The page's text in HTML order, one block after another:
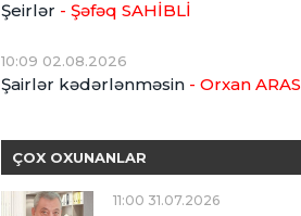
Şeirlər - Şəfəq SAHİBLİ
10:09 02.08.2026
Şairlər kədərlənməsin - Orxan ARAS
ÇOX OXUNANLAR
11:00 31.07.2026